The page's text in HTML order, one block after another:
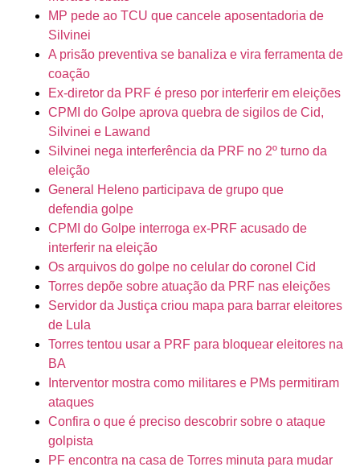
MP pede ao TCU que cancele aposentadoria de
Silvinei
A prisão preventiva se banaliza e vira ferramenta de
coação
Ex-diretor da PRF é preso por interferir em eleições
CPMI do Golpe aprova quebra de sigilos de Cid,
Silvinei e Lawand
Silvinei nega interferência da PRF no 2º turno da
eleição
General Heleno participava de grupo que
defendia golpe
CPMI do Golpe interroga ex-PRF acusado de
interferir na eleição
Os arquivos do golpe no celular do coronel Cid
Torres depõe sobre atuação da PRF nas eleições
Servidor da Justiça criou mapa para barrar eleitores
de Lula
Torres tentou usar a PRF para bloquear eleitores na
BA
Interventor mostra como militares e PMs permitiram
ataques
Confira o que é preciso descobrir sobre o ataque
golpista
PF encontra na casa de Torres minuta para mudar